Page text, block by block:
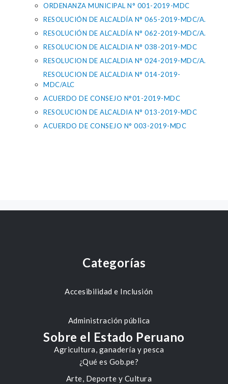
ORDENANZA MUNICIPAL N° 001-2019-MDC
RESOLUCIÓN DE ALCALDÍA N° 065-2019-MDC/A.
RESOLUCIÓN DE ALCALDÍA N° 062-2019-MDC/A.
RESOLUCION DE ALCALDIA N° 038-2019-MDC
RESOLUCION DE ALCALDIA N° 024-2019-MDC/A.
RESOLUCION DE ALCALDIA N° 014-2019-
MDC/ALC
ACUERDO DE CONSEJO N°01-2019-MDC
RESOLUCION DE ALCALDIA N° 013-2019-MDC
ACUERDO DE CONSEJO N° 003-2019-MDC
Categorías
Accesibilidad e Inclusión
Administración pública
Agricultura, ganadería y pesca
Arte, Deporte y Cultura
Sobre el Estado Peruano
¿Qué es Gob.pe?